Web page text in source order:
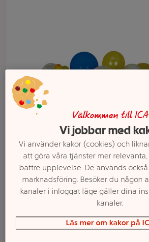
Välj butik och handla
Välkommen till ICA
Vi jobbar med
Vi använder kakor (cookies) och
att göra våra tjänster mer
bättre upplevelse. De används
marknadsföring. Besöker du någon
kanaler i inloggat läge gäller dina
kanaler.
Läs mer om kakor på